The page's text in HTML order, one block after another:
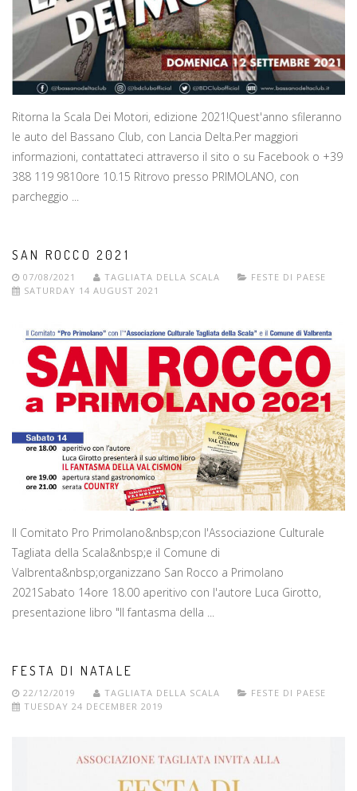
Ritorna la Scala Dei Motori, edizione 2021!Quest'anno sfileranno
le auto del Bassano Club, con Lancia Delta.Per maggiori
informazioni, contattateci attraverso il sito o su Facebook o +39
388 119 9810ore 10.15 Ritrovo presso PRIMOLANO, con
parcheggio ...
SAN ROCCO 2021
07/08/2021 TAGLIATA DELLA SCALA
FESTE DI PAESE
SATURDAY 14 AUGUST 2021
Il Comitato Pro Primolano&nbsp;con l'Associazione Culturale
Tagliata della Scala&nbsp;e il Comune di
Valbrenta&nbsp;organizzano San Rocco a Primolano
2021Sabato 14ore 18.00 aperitivo con l'autore Luca Girotto,
presentazione libro "Il fantasma della ...
FESTA DI NATALE
22/12/2019 TAGLIATA DELLA SCALA
FESTE DI PAESE
TUESDAY 24 DECEMBER 2019